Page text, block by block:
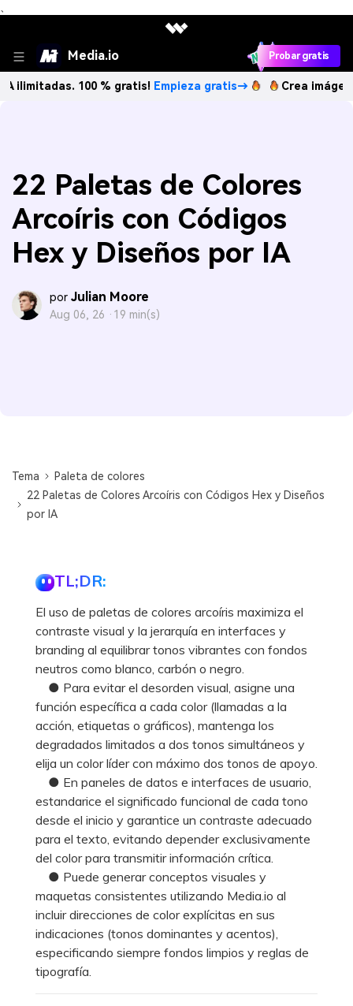
、
Media.io Probar gratis
100 % gratis!Empieza gratis→ Crea imágenes IA
22 Paletas de Colores
Arcoíris con Códigos
Hex y Diseños por IA
por Julian Moore
Aug 06, 26 · 19 min(s)
Tema
Paleta de colores
22 Paletas de Colores Arcoíris con Códigos Hex y Diseños
por IA
TL;DR:
El uso de paletas de colores arcoíris maximiza el
contraste visual y la jerarquía en interfaces y
branding al equilibrar tonos vibrantes con fondos
neutros como blanco, carbón o negro.
● Para evitar el desorden visual, asigne una
función específica a cada color (llamadas a la
acción, etiquetas o gráficos), mantenga los
degradados limitados a dos tonos simultáneos y
elija un color líder con máximo dos tonos de apoyo.
● En paneles de datos e interfaces de usuario,
estandarice el significado funcional de cada tono
desde el inicio y garantice un contraste adecuado
para el texto, evitando depender exclusivamente
del color para transmitir información crítica.
● Puede generar conceptos visuales y
maquetas consistentes utilizando Media.io al
incluir direcciones de color explícitas en sus
indicaciones (tonos dominantes y acentos),
especificando siempre fondos limpios y reglas de
tipografía.